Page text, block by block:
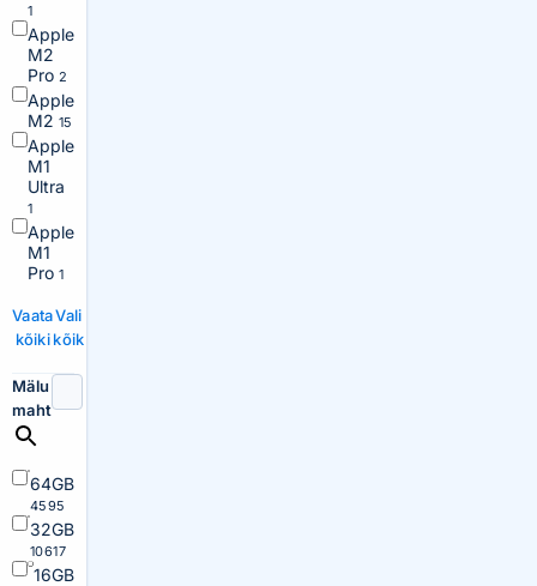
1
Apple
M2
Pro 2
Apple
M2 15
Apple
M1
Ultra
1
Apple
M1
Pro 1
Vaata
kõiki
Vali
kõik
Mälu
maht
64GB
4595
32GB
10617
16GB